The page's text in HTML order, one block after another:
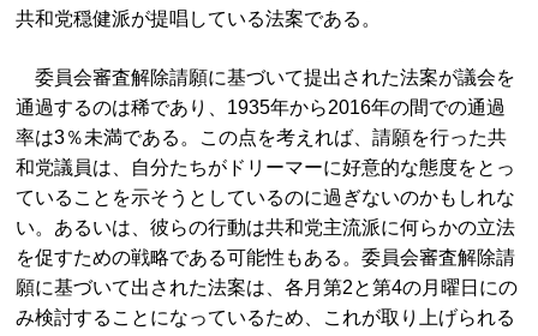
共和党穏健派が提唱している法案である。
委員会審査解除請願に基づいて提出された法案が議会を
通過するのは稀であり、1935年から2016年の間での通過
率は3％未満である。この点を考えれば、請願を行った共
和党議員は、自分たちがドリーマーに好意的な態度をとっ
ていることを示そうとしているのに過ぎないのかもしれな
い。あるいは、彼らの行動は共和党主流派に何らかの立法
を促すための戦略である可能性もある。委員会審査解除請
願に基づいて出された法案は、各月第2と第4の月曜日にの
み検討することになっているため、これが取り上げられる